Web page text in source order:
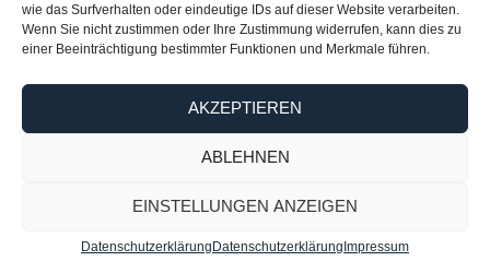
wie das Surfverhalten oder eindeutige IDs auf dieser Website verarbeiten.
Wenn Sie nicht zustimmen oder Ihre Zustimmung widerrufen, kann dies zu
einer Beeinträchtigung bestimmter Funktionen und Merkmale führen.
AKZEPTIEREN
ABLEHNEN
EINSTELLUNGEN ANZEIGEN
DatenschutzerklärungDatenschutzerklärungImpressum
eine hohe Qualität und Zufriedenheit.
freuen uns auf Ihre Anfrage und machen Ihren Umzug zu einem
stressfreien und angenehmen Erlebnis. Statco Alois Transporte ist Ihr